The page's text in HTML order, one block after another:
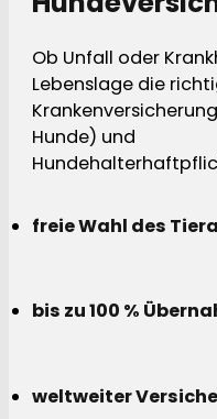
Ob Unfall oder
Lebenslage die
Hunde) und
freie Wahl des
bis zu 100 %
weltweiter